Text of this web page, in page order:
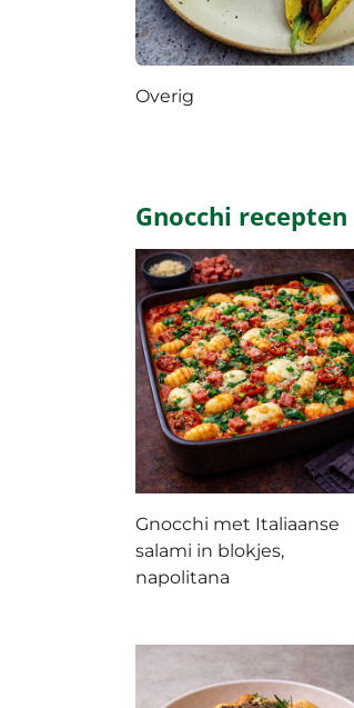
Overig
Gnocchi recepten
Gnocchi met Italiaanse
salami in blokjes,
napolitana